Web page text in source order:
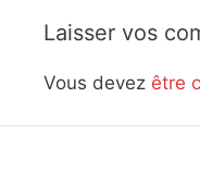
Laisser vos
Vous devez être